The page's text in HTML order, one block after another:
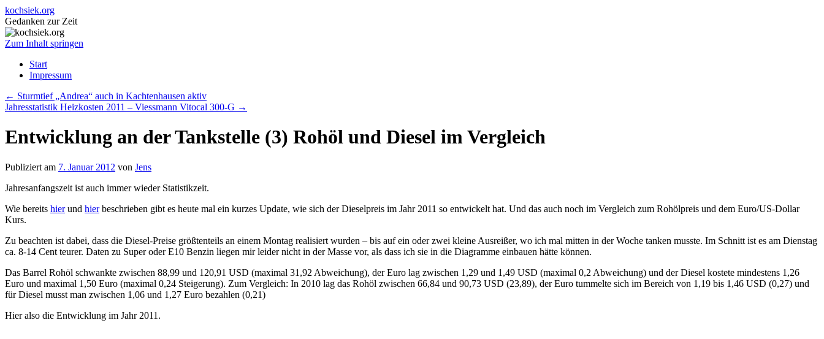
kochsiek.org
Gedanken zur Zeit
Zum Inhalt springen
Start
Impressum
← Sturmtief „Andrea“ auch in Kachtenhausen aktiv
Jahresstatistik Heizkosten 2011 – Viessmann Vitocal 300-G →
Entwicklung an der Tankstelle (3) Rohöl und Diesel im Vergleich
Publiziert am 7. Januar 2012 von Jens
Jahresanfangszeit ist auch immer wieder Statistikzeit.
Wie bereits hierund hierbeschrieben gibt es heute mal ein kurzes Update, wie sich der Dieselpreis im Jahr 2011 so entwickelt hat. Und das auch noch im Vergleich zum Rohölpreis und dem Euro/US-Dollar
Kurs.
Zu beachten ist dabei, dass die Diesel-Preise größtenteils an einem Montag realisiert wurden – bis auf ein oder zwei kleine Ausreißer, wo ich mal mitten in der Woche tanken musste. Im Schnitt ist es am Dienstag
ca. 8-14 Cent teurer. Daten zu Super oder E10 Benzin liegen mir leider nicht in der Masse vor, als dass ich sie in die Diagramme einbauen hätte können.
Das Barrel Rohöl schwankte zwischen 88,99 und 120,91 USD (maximal 31,92 Abweichung), der Euro lag zwischen 1,29 und 1,49 USD (maximal 0,2 Abweichung) und der Diesel kostete mindestens 1,26
Euro und maximal 1,50 Euro (maximal 0,24 Steigerung). Zum Vergleich: In 2010 lag das Rohöl zwischen 66,84 und 90,73 USD (23,89), der Euro tummelte sich im Bereich von 1,19 bis 1,46 USD (0,27) und
für Diesel musst man zwischen 1,06 und 1,27 Euro bezahlen (0,21)
Hier also die Entwicklung im Jahr 2011.